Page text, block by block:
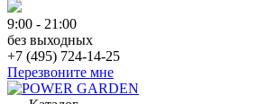
9:00 - 21:00
без выходных
+7 (495) 724-14-25
Перезвоните мне